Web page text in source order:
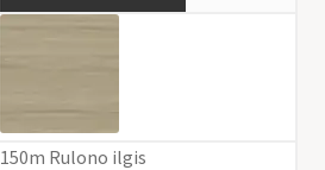
150m Rulono ilgis